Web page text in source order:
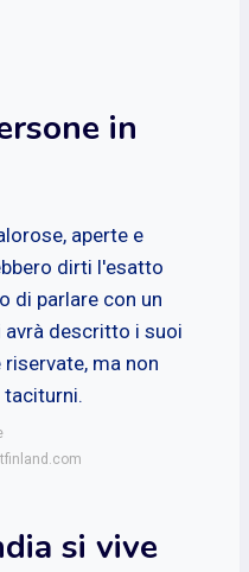
in
aperte e
dirti l'esatto
di parlare con un
descritto i suoi
ma non
si vive